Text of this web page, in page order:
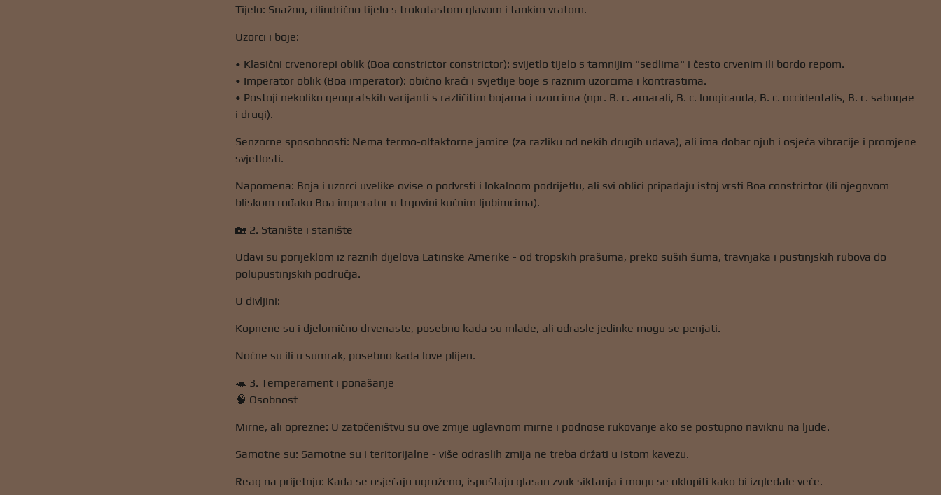
Tijelo: Snažno, cilindrično tijelo s trokutastom glavom i tankim vratom.
Uzorci i boje:
• Klasični crvenorepi oblik (Boa constrictor constrictor): svijetlo tijelo s tamnijim "sedlima" i često crvenim ili bordo repom.
• Imperator oblik (Boa imperator): obično kraći i svjetlije boje s raznim uzorcima i kontrastima.
• Postoji nekoliko geografskih varijanti s različitim bojama i uzorcima (npr. B. c. amarali, B. c. longicauda, ​​​​B. c. occidentalis, B. c. sabogae
i drugi).
Senzorne sposobnosti: Nema termo-olfaktorne jamice (za razliku od nekih drugih udava), ali ima dobar njuh i osjeća vibracije i promjene
svjetlosti.
Napomena: Boja i uzorci uvelike ovise o podvrsti i lokalnom podrijetlu, ali svi oblici pripadaju istoj vrsti Boa constrictor (ili njegovom
bliskom rođaku Boa imperator u trgovini kućnim ljubimcima).
🏡 2. Stanište i stanište
Udavi su porijeklom iz raznih dijelova Latinske Amerike - od tropskih prašuma, preko suših šuma, travnjaka i pustinjskih rubova do
polupustinjskih područja.
U divljini:
Kopnene su i djelomično drvenaste, posebno kada su mlade, ali odrasle jedinke mogu se penjati.
Noćne su ili u sumrak, posebno kada love plijen.
🐢 3. Temperament i ponašanje
🧠 Osobnost
Mirne, ali oprezne: U zatočeništvu su ove zmije uglavnom mirne i podnose rukovanje ako se postupno naviknu na ljude.
Samotne su: Samotne su i teritorijalne - više odraslih zmija ne treba držati u istom kavezu.
Reag na prijetnju: Kada se osjećaju ugroženo, ispuštaju glasan zvuk siktanja i mogu se oklopiti kako bi izgledale veće.